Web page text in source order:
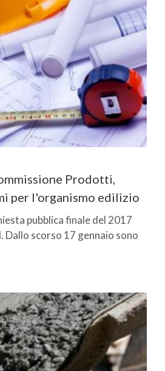
Prodotti,
per l'organismo edilizio
pubblica finale del 2017
Dallo scorso 17 gennaio sono